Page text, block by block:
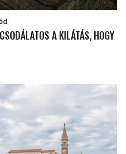
A KILÁTÁS, HOGY